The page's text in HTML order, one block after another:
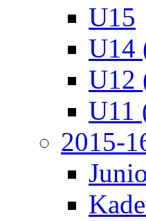
U15
U14
U12
U11
2015-